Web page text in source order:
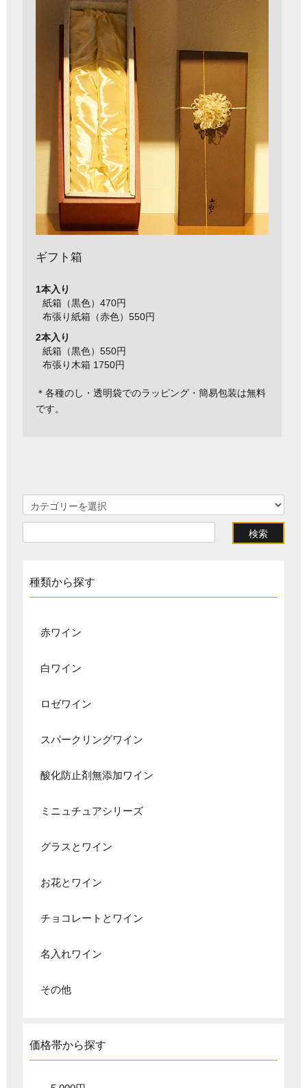
ギフト箱
1本入り
紙箱（黒色）470円
布張り紙箱（赤色）550円
2本入り
紙箱（黒色）550円
布張り木箱 1750円
＊各種のし・透明袋でのラッピング・簡易包装は無料
です。
種類から探す
赤ワイン
白ワイン
ロゼワイン
スパークリングワイン
酸化防止剤無添加ワイン
ミニュチュアシリーズ
グラスとワイン
お花とワイン
チョコレートとワイン
名入れワイン
その他
価格帯から探す